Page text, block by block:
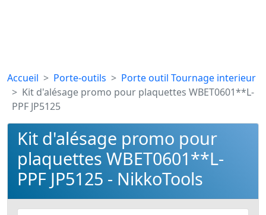
Accueil Porte-outils
Porte outil Tournage interieur
Kit d'alésage promo pour plaquettes WBET0601**L-
PPF JP5125
Kit d'alésage promo pour
plaquettes WBET0601**L-
PPF JP5125 - NikkoTools